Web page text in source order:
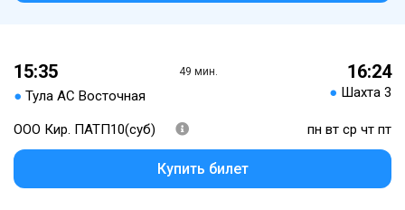
15:35
● Тула АС Восточная
49 мин. 16:24
● Шахта 3
ООО Кир. ПАТП10(суб) пн вт ср чт пт
Купить билет